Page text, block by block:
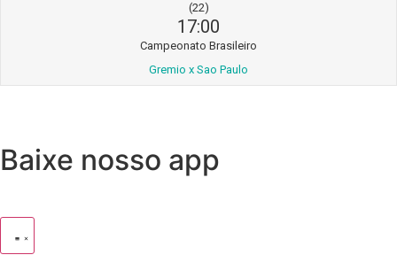
(22)
17:00
Campeonato Brasileiro
Gremio x Sao Paulo
Baixe nosso app